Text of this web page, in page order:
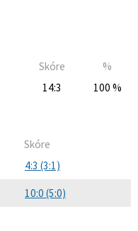
Skóre
%
14:3 100 %
Skóre
4:3 (3:1)
10:0 (5:0)